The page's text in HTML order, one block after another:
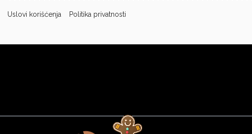
Uslovi korišćenja Politika privatnosti